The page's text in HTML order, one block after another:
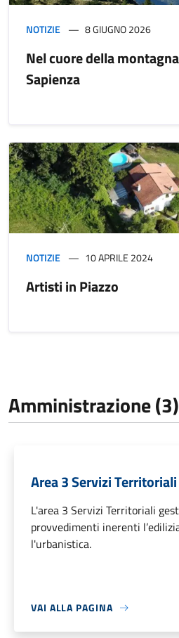
NOTIZIE 8 GIUGNO 2026
Nel cuore della
Sapienza
NOTIZIE 10 APRILE 2024
Artisti in Piazzo
Amministrazione (3)
Area 3 Servizi Territoriali
L'area 3 Servizi Territoriali
provvedimenti inerenti
l'urbanistica.
VAI ALLA PAGINA